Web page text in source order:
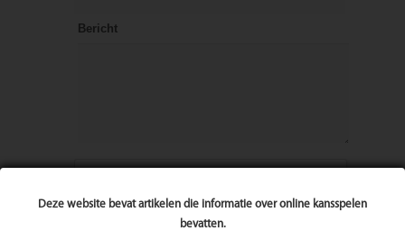
Deze website bevat artikelen die informatie over online kansspelen
bevatten.
Bericht